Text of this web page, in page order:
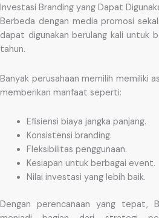
Investasi Branding yang Dapat
Berbeda dengan media promosi
dapat digunakan berulang kali untuk
tahun.
Banyak perusahaan memilih memiliki
memberikan manfaat seperti:
Efisiensi biaya jangka panjang.
Konsistensi branding.
Fleksibilitas penggunaan.
Kesiapan untuk berbagai event.
Nilai investasi yang lebih baik.
Dengan perencanaan yang tepat,